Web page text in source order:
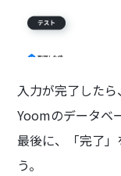
入力が完了したら
Yoomのデータベ
最後に、「完了
う。